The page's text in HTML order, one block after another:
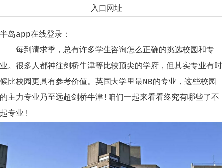
入口网址
半岛app在线登录：
每到请求季，总有许多学生咨询怎么正确的挑选校园和专
业。很多人都神往剑桥牛津等比较顶尖的学府，但其实专业有时
候比校园更具有参考价值。英国大学里最NB的专业，这些校园
的主力专业乃至远超剑桥牛津!咱们一起来看看终究有哪些了不
起专业!